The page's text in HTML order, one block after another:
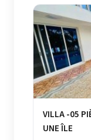
VILLA -05
UNE ÎLE